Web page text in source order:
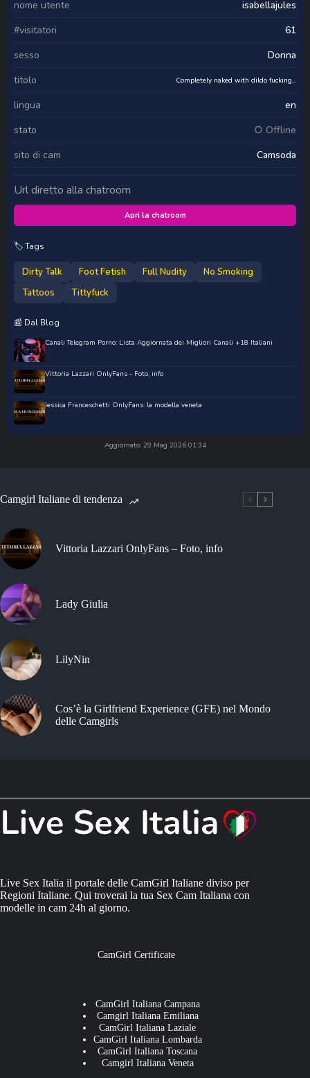
nome utente
isabellajules
#visitatori
61
sesso
Donna
titolo
Completely naked with dildo fucking...
lingua
en
stato
○ Offline
sito di cam
Camsoda
Url diretto alla chatroom
Apri la chatroom
🏷️ Tags
Dirty Talk Foot Fetish Full Nudity
No Smoking
Tattoos
Tittyfuck
📰 Dal Blog
Canali Telegram Porno: Lista Aggiornata dei Migliori Canali +18 Italiani
Vittoria Lazzari OnlyFans - Foto, info
Jessica Franceschetti OnlyFans: la modella veneta
Aggiornato: 29 Mag 2026 01:34
Camgirl Italiane di tendenza
Vittoria Lazzari OnlyFans – Foto, info
Lady Giulia
LilyNin
Cos’è la Girlfriend Experience (GFE) nel Mondo
delle Camgirls
Live Sex Italia il portale delle CamGirl Italiane diviso per
Regioni Italiane. Qui troverai la tua Sex Cam Italiana con
modelle in cam 24h al giorno.
CamGirl Certificate
CamGirl Italiana Campana
Camgirl Italiana Emiliana
CamGirl Italiana Laziale
CamGirl Italiana Lombarda
CamGirl Italiana Toscana
Camgirl Italiana Veneta